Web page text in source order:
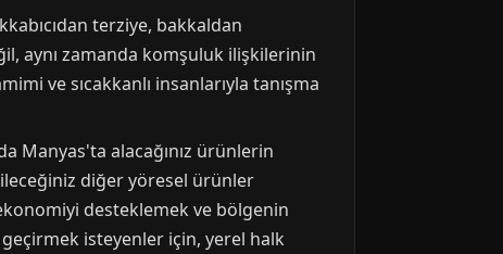
terziye, bakkaldan
aynı zamanda komşuluk ilişkilerinin
ve sıcakkanlı insanlarıyla tanışma
Manyas'ta alacağınız ürünlerin
diğer yöresel ürünler
desteklemek ve bölgenin
isteyenler için, yerel halk